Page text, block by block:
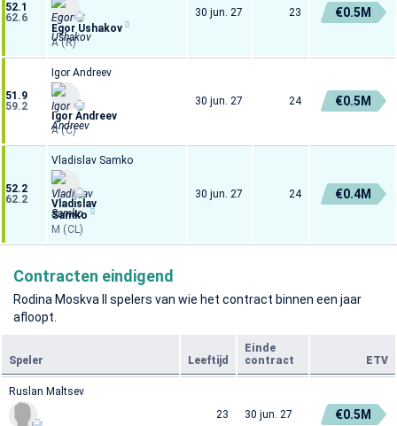
52.1
62.6
Egor Ushakov
A (R)
30 jun. 27 23 €0.5M
51.9
59.2
Igor Andreev
Igor Andreev
A (C)
30 jun. 27 24 €0.5M
52.2
62.2
Vladislav Samko
Vladislav
Samko
M (CL)
30 jun. 27 24 €0.4M
Contracten eindigend
Rodina Moskva II spelers van wie het contract binnen een jaar
afloopt.
Speler Leeftijd
Einde
contract
ETV
Ruslan Maltsev
23 30 jun. 27 €0.5M